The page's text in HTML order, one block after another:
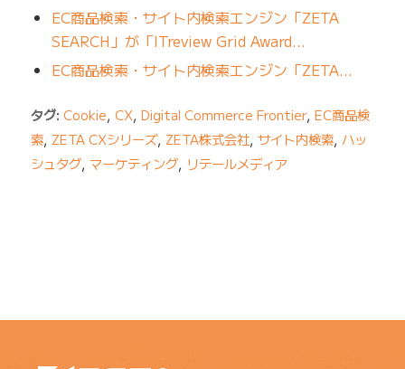
EC商品検索・サイト内検索エンジン「ZETA
SEARCH」が「ITreview Grid Award…
EC商品検索・サイト内検索エンジン「ZETA…
タグ: Cookie, CX, Digital Commerce Frontier, EC商品検
索, ZETA CXシリーズ, ZETA株式会社, サイト内検索, ハッ
シュタグ, マーケティング, リテールメディア